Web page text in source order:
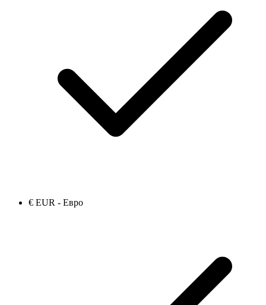
€ EUR - Евро